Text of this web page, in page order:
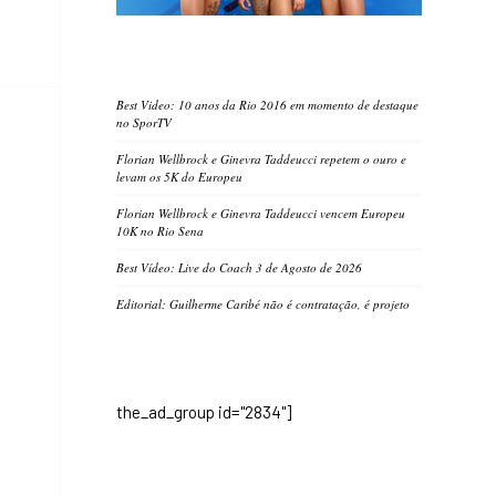
Best Video: 10 anos da Rio 2016 em momento de destaque
no SporTV
Florian Wellbrock e Ginevra Taddeucci repetem o ouro e
levam os 5K do Europeu
Florian Wellbrock e Ginevra Taddeucci vencem Europeu
10K no Rio Sena
Best Vídeo: Live do Coach 3 de Agosto de 2026
Editorial: Guilherme Caribé não é contratação, é projeto
the_ad_group id="2834"]